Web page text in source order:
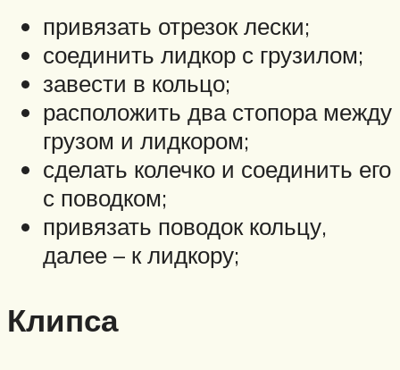
привязать отрезок лески;
соединить лидкор с грузилом;
завести в кольцо;
расположить два стопора между
грузом и лидкором;
сделать колечко и соединить его
с поводком;
привязать поводок кольцу,
далее – к лидкору;
Клипса